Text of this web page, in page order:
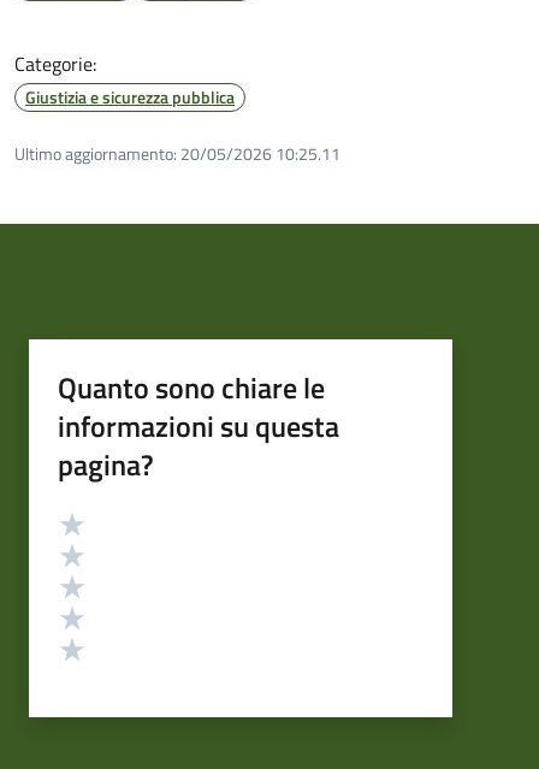
Categorie:
Giustizia e sicurezza pubblica
Ultimo aggiornamento: 20/05/2026 10:25.11
Quanto sono chiare le
informazioni su questa
pagina?
Valutazione